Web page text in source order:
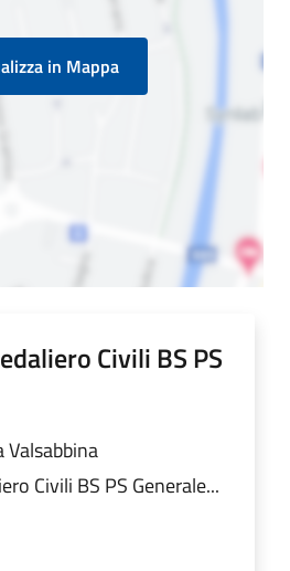
in Mappa
Civili BS PS
Valsabbina
Civili BS PS Generale...